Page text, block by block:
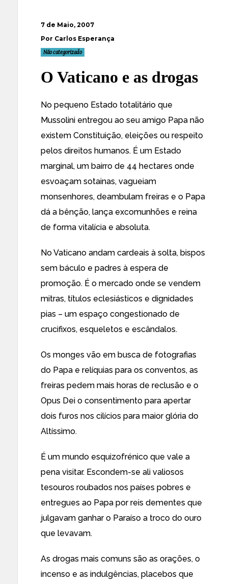
7 de Maio, 2007
Por Carlos Esperança
Não categorizado
O Vaticano e as drogas
No pequeno Estado totalitário que
Mussolini entregou ao seu amigo Papa não
existem Constituição, eleições ou respeito
pelos direitos humanos. É um Estado
marginal, um bairro de 44 hectares onde
esvoaçam sotainas, vagueiam
monsenhores, deambulam freiras e o Papa
dá a bênção, lança excomunhões e reina
de forma vitalícia e absoluta.
No Vaticano andam cardeais à solta, bispos
sem báculo e padres à espera de
promoção. É o mercado onde se vendem
mitras, títulos eclesiásticos e dignidades
pias – um espaço congestionado de
crucifixos, esqueletos e escândalos.
Os monges vão em busca de fotografias
do Papa e relíquias para os conventos, as
freiras pedem mais horas de reclusão e o
Opus Dei o consentimento para apertar
dois furos nos cilícios para maior glória do
Altíssimo.
É um mundo esquizofrénico que vale a
pena visitar. Escondem-se ali valiosos
tesouros roubados nos países pobres e
entregues ao Papa por reis dementes que
julgavam ganhar o Paraíso a troco do ouro
que levavam.
As drogas mais comuns são as orações, o
incenso e as indulgências, placebos que